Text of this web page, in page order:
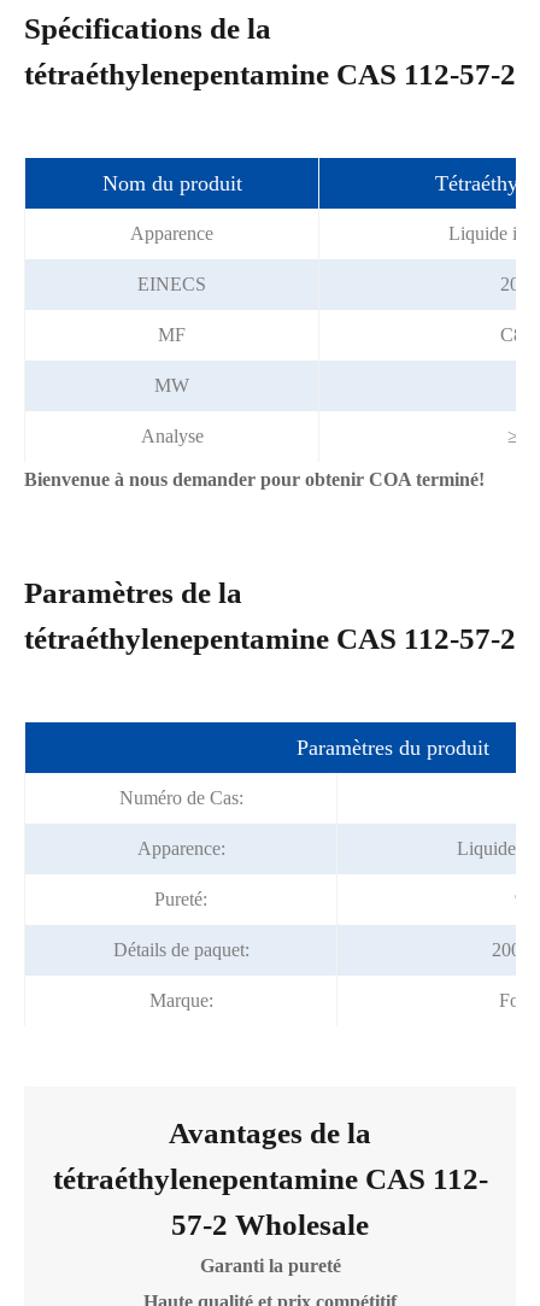
Spécifications de la
tétraéthylenepentamine CAS 112-57-2
Nom du produit
Apparence Liquide
EINECS 203-
MF
MW
Analyse ≥
Bienvenue à nous demander pour obtenir COA terminé!
Paramètres de la
tétraéthylenepentamine CAS 112-57-2
Paramètres du produit
Numéro de Cas:
Apparence: Liquide
Pureté:
Détails de paquet:
Marque:
Avantages de la
tétraéthylenepentamine CAS 112-
57-2 Wholesale
Garanti la pureté